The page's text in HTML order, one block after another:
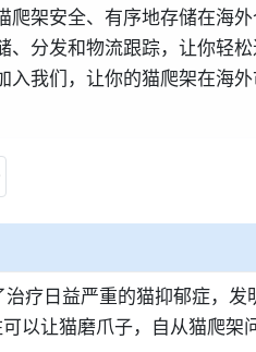
架安全、有序地存储在海外
分发和物流跟踪，让你轻松
我们，让你的猫爬架在海外
疗日益严重的猫抑郁症，
以让猫磨爪子，自从猫爬